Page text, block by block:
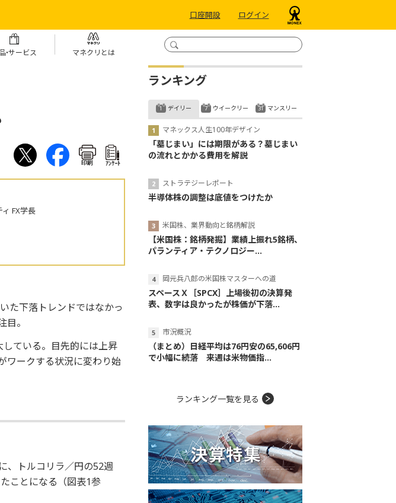
口座開設 ログイン
・サービス マネクリとは
印刷 ｱﾝｹｰﾄ
FX学長
た下落トレンドではなかっ
。
ている。目先的には上昇
ワークする状況に変わり始
、トルコリラ／円の52週
ことになる（図表1参
ランキング
デイリー
マネックス人生100年デザイン
「墓じまい」には期限がある？墓じまい
の流れとかかる費用を解説
ストラテジーレポート
半導体株の調整は底値をつけたか
米国株、業界動向と銘柄解説
【米国株：銘柄発掘】業績上振れ5銘柄、
パランティア・テクノロジー...
岡元兵八郎の米国株マスターへの道
スペースＸ［SPCX］上場後初の決算発
表、数字は良かったが株価が下落...
市況概況
（まとめ）日経平均は76円安の65,606円
で小幅に続落 来週は米物価指...
ウイークリー マンスリー
ランキング一覧を見る